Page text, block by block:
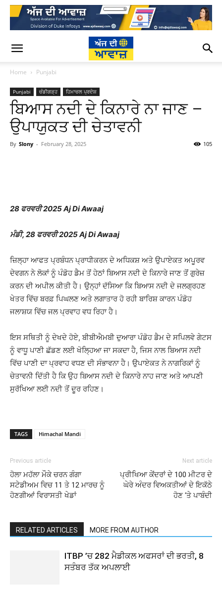
Home Punjabi
Punjabi ਚੰਡੀਗੜ੍ਹ ਹਿਮਾਚਲ ਪ੍ਰਦੇਸ਼
ਬਿਆਸ ਨਦੀ ਦੇ ਕਿਨਾਰੇ ਨਾ ਜਾਣ –
ਉਪਾਯੁਕਤ ਦੀ ਚੇਤਾਵਨੀ
By Slony - February 28, 2025 105
28 ਫਰਵਰੀ 2025 Aj Di Awaaj
ਮੰਡੀ, 28 ਫਰਵਰੀ 2025 Aj Di Awaaj
ਜ਼ਿਲ੍ਹਾ ਆਫਤ ਪ੍ਰਬੰਧਨ ਪ੍ਰਾਧੀਕਰਨ ਦੇ ਅਧਿਕਸ਼ ਅਤੇ ਉਪਾਏਕਤ ਅਪੂਰਵ
ਦੇਵਗਨ ਨੇ ਲੋਕਾਂ ਨੂੰ ਪੰਡੋਹ ਡੈਮ ਤੋਂ ਹੇਠਾਂ ਬਿਆਸ ਨਦੀ ਦੇ ਕਿਨਾਰੇ ਜਾਣ ਤੋਂ ਗੁਰੇਜ਼
ਕਰਨ ਦੀ ਅਪੀਲ ਕੀਤੀ ਹੈ। ਉਨ੍ਹਾਂ ਦੱਸਿਆ ਕਿ ਬਿਆਸ ਨਦੀ ਦੇ ਜਲਗ੍ਰਹਣ
ਖੇਤਰ ਵਿੱਚ ਬਰਫ਼ ਪਿਘਲਣ ਅਤੇ ਲਗਾਤਾਰ ਹੋ ਰਹੀ ਬਾਰਿਸ਼ ਕਾਰਨ ਪੰਡੋਹ
ਜਲਾਸ਼ਯ ਵਿੱਚ ਜਲ ਪ੍ਰਵਾਹ ਵਧ ਰਿਹਾ ਹੈ।
ਇਸ ਸਥਿਤੀ ਨੂੰ ਦੇਖਦੇ ਹੋਏ, ਬੀਬੀਐਮਬੀ ਦੁਆਰਾ ਪੰਡੋਹ ਡੈਮ ਦੇ ਸਪਿਲਵੇ ਗੇਟਸ
ਨੂੰ ਵਾਧੂ ਪਾਣੀ ਛੱਡਣ ਲਈ ਖੋਲ੍ਹਿਆ ਜਾ ਸਕਦਾ ਹੈ, ਜਿਸ ਨਾਲ ਬਿਆਸ ਨਦੀ
ਵਿੱਚ ਪਾਣੀ ਦਾ ਪ੍ਰਵਾਹ ਵਧਣ ਦੀ ਸੰਭਾਵਨਾ ਹੈ। ਉਪਾਏਕਤ ਨੇ ਨਾਗਰਿਕਾਂ ਨੂੰ
ਚੇਤਾਵਨੀ ਦਿੱਤੀ ਹੈ ਕਿ ਉਹ ਬਿਆਸ ਨਦੀ ਦੇ ਕਿਨਾਰੇ ਨਾਹ ਜਾਣ ਅਤੇ ਆਪਣੀ
ਸੁਰੱਖਿਆ ਲਈ ਨਦੀ ਤੋਂ ਦੂਰ ਰਹਿਣ।
TAGS Himachal Mandi
Previous article
ਹੋਲਾ ਮਹੱਲਾ ਮੌਕੇ ਚਰਨ ਗੰਗਾ
ਸਟੇਡੀਅਮ ਵਿਚ 11 ਤੇ 12 ਮਾਰਚ ਨੂੰ
ਹੋਣਗੀਆਂ ਵਿਰਾਸਤੀ ਖੇਡਾਂ
Next article
ਪ੍ਰੀਖਿਆ ਕੇਂਦਰਾਂ ਦੇ 100 ਮੀਟਰ ਦੇ
ਘੇਰੇ ਅੰਦਰ ਵਿਅਕਤੀਆਂ ਦੇ ਇਕੱਠੇ
ਹੋਣ ‘ਤੇ ਪਾਬੰਦੀ
RELATED ARTICLES MORE FROM AUTHOR
ITBP ’ਚ 282 ਮੈਡੀਕਲ ਅਫਸਰਾਂ ਦੀ ਭਰਤੀ, 8
ਸਤੰਬਰ ਤੱਕ ਅਪਲਾਈ